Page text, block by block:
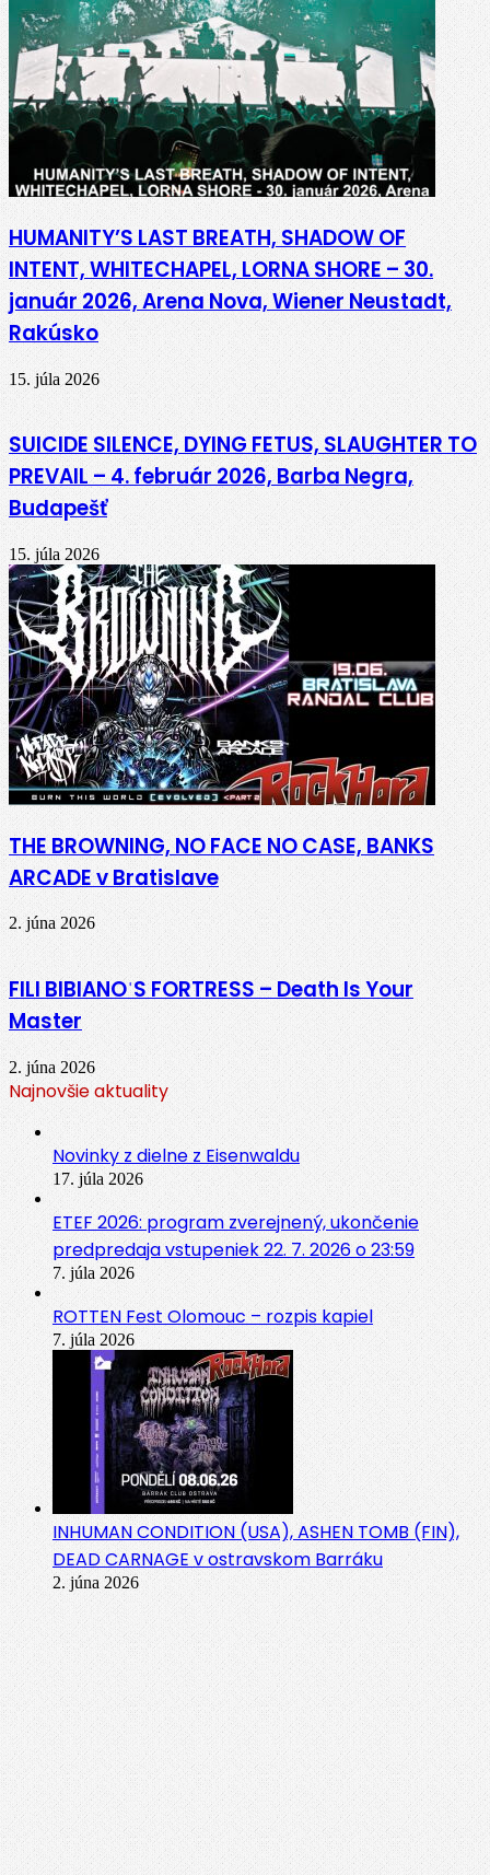
HUMANITY’S LAST BREATH, SHADOW OF
INTENT, WHITECHAPEL, LORNA SHORE – 30.
január 2026, Arena Nova, Wiener Neustadt,
Rakúsko
15. júla 2026
SUICIDE SILENCE, DYING FETUS, SLAUGHTER TO
PREVAIL – 4. február 2026, Barba Negra,
Budapešť
15. júla 2026
THE BROWNING, NO FACE NO CASE, BANKS
ARCADE v Bratislave
2. júna 2026
FILI BIBIANOˈS FORTRESS – Death Is Your
Master
2. júna 2026
Najnovšie aktuality
Novinky z dielne z Eisenwaldu
17. júla 2026
ETEF 2026: program zverejnený, ukončenie
predpredaja vstupeniek 22. 7. 2026 o 23:59
7. júla 2026
ROTTEN Fest Olomouc – rozpis kapiel
7. júla 2026
INHUMAN CONDITION (USA), ASHEN TOMB (FIN),
DEAD CARNAGE v ostravskom Barráku
2. júna 2026